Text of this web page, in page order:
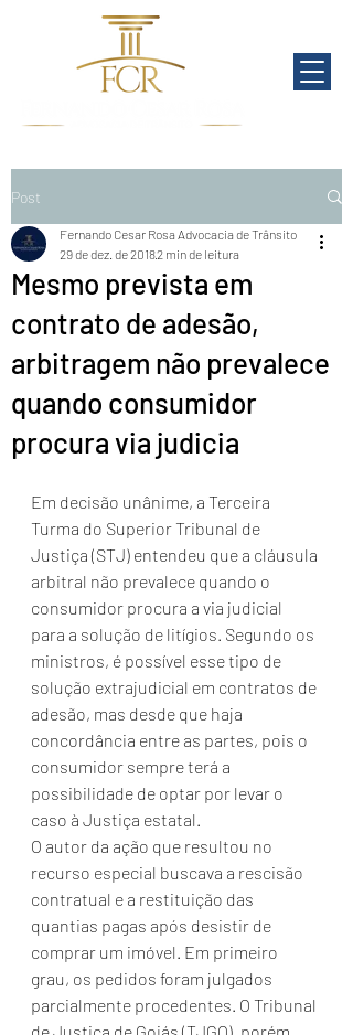
Post
Mesmo prevista em
contrato de adesão,
arbitragem não prevalece
quando consumidor
procura via judicia
Fernando Cesar Rosa Advocacia de Trânsito
29 de dez. de 20182 min de leitura
Em decisão unânime, a Terceira
Turma do Superior Tribunal de
Justiça (STJ) entendeu que a cláusula
arbitral não prevalece quando o
consumidor procura a via judicial
para a solução de litígios. Segundo os
ministros, é possível esse tipo de
solução extrajudicial em contratos de
adesão, mas desde que haja
concordância entre as partes, pois o
consumidor sempre terá a
possibilidade de optar por levar o
caso à Justiça estatal.
O autor da ação que resultou no
recurso especial buscava a rescisão
contratual e a restituição das
quantias pagas após desistir de
comprar um imóvel. Em primeiro
grau, os pedidos foram julgados
parcialmente procedentes. O Tribunal